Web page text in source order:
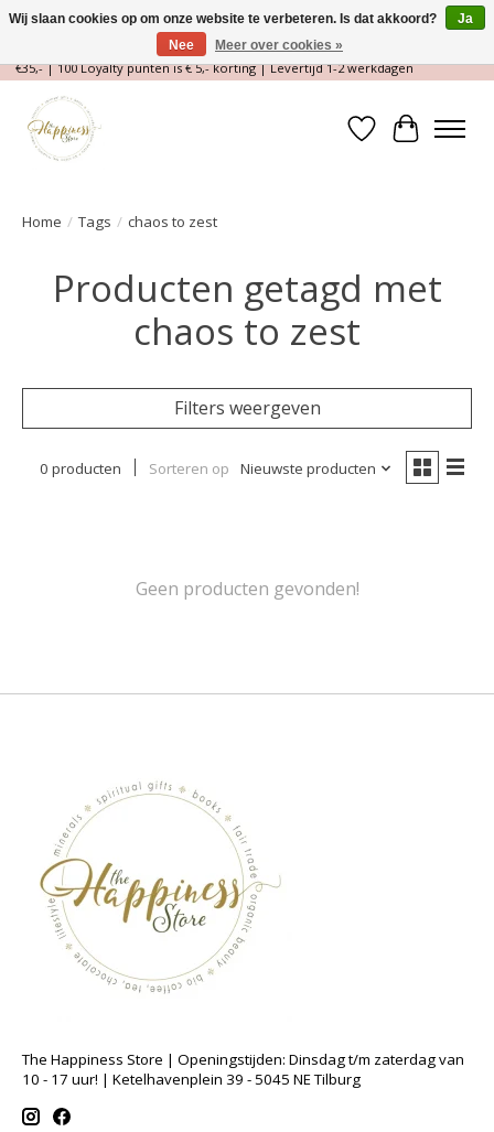
Magische Conceptstore, Edelstenen & Spirituele winkel | Gratis verzending >
€35,- | 100 Loyalty punten is € 5,- korting | Levertijd 1-2 werkdagen
Verlanglijst
Home / Tags / chaos to zest
Producten getagd met
chaos to zest
Filters weergeven
0 producten Sorteren op Nieuwste producten
Geen producten gevonden!
The Happiness Store | Openingstijden: Dinsdag t/m zaterdag van
10 - 17 uur! | Ketelhavenplein 39 - 5045 NE Tilburg
Wij slaan cookies op om onze website te verbeteren. Is dat akkoord?
Ja
Nee
Meer over cookies »